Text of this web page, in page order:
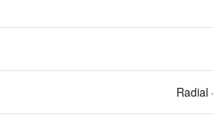
Radial